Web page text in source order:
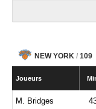
NEW YORK / 109
Joueurs
M. Bridges